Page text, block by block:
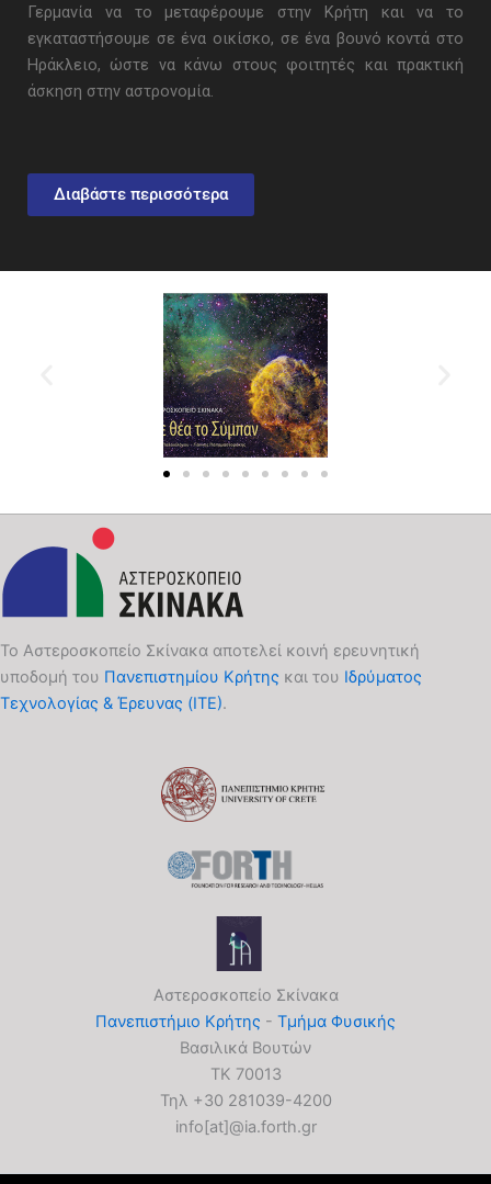
Γερμανία να το μεταφέρουμε στην Κρήτη και να το
εγκαταστήσουμε σε ένα οικίσκο, σε ένα βουνό κοντά στο
Ηράκλειο, ώστε να κάνω στους φοιτητές και πρακτική
άσκηση στην αστρονομία.
Διαβάστε περισσότερα
Το Αστεροσκοπείο Σκίνακα αποτελεί κοινή ερευνητική
υποδομή του Πανεπιστημίου Κρήτης και του Ιδρύματος
Τεχνολογίας & Έρευνας (ΙΤΕ).
Αστεροσκοπείο Σκίνακα
Πανεπιστήμιο Κρήτης - Τμήμα Φυσικής
Βασιλικά Βουτών
ΤΚ 70013
Τηλ +30 281039-4200
info[at]@ia.forth.gr